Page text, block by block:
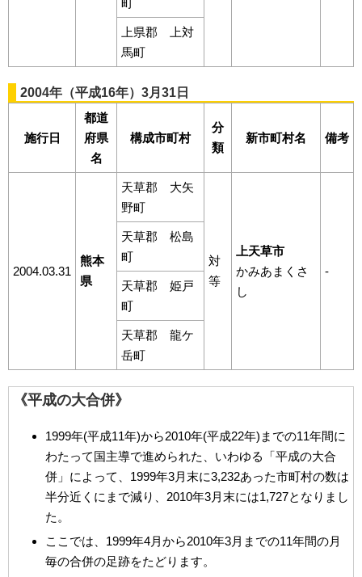
上県郡 上対
馬町
2004年（平成16年）3月31日
施行日
都道
府県
名
構成市町村
分
類
新市町村名 備考
2004.03.31
熊本
県
天草郡 大矢
野町
対
等
上天草市
かみあまくさ
し
-
天草郡 松島
町
天草郡 姫戸
町
天草郡 龍ケ
岳町
《平成の大合併》
1999年(平成11年)から2010年(平成22年)までの11年間に
わたって国主導で進められた、いわゆる「平成の大合
併」によって、1999年3月末に3,232あった市町村の数は
半分近くにまで減り、2010年3月末には1,727となりまし
た。
ここでは、1999年4月から2010年3月までの11年間の月
毎の合併の足跡をたどります。